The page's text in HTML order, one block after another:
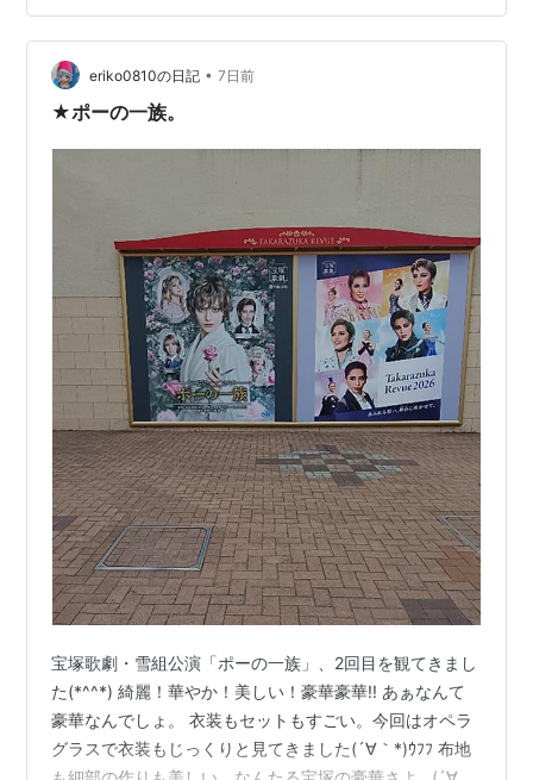
たしの最愛のダンサーである彼女にふさわしい褒め言葉
は、探す方が難しいくらいだ。 教科書として…
eriko0810の日記 • 7日前
★ポーの一族。
宝塚歌劇・雪組公演「ポーの一族」、2回目を観てきまし
た(*^^*) 綺麗！華やか！美しい！豪華豪華!! あぁなんて
豪華なんでしょ。 衣装もセットもすごい。今回はオペラ
グラスで衣装もじっくりと見てきました(´∀｀*)ｳﾌﾌ 布地